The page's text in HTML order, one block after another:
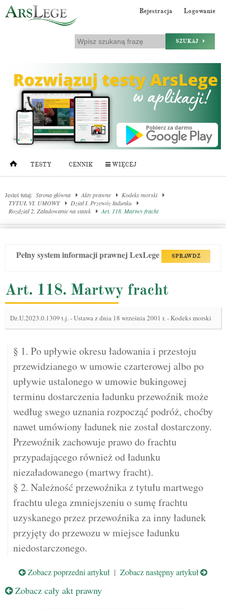
Rejestracja Logowanie
SZUKAJ
TESTY CENNIK WIĘCEJ
Jesteś tutaj: Strona główna Akty prawne
Kodeks morski
TYTUŁ VI. UMOWY
Dział I. Przewóz ładunku
Rozdział 2. Załadowanie na statek
Art. 118. Martwy fracht
Pełny system informacji prawnej LexLege SPRAWDŹ
Art. 118. Martwy fracht
Dz.U.2023.0.1309 t.j.-Ustawa z dnia 18 września 2001 r. - Kodeks morski
§ 1. Po upływie okresu ładowania i przestoju
przewidzianego w umowie czarterowej albo po
upływie ustalonego w umowie bukingowej
terminu dostarczenia ładunku przewoźnik może
według swego uznania rozpocząć podróż, choćby
nawet umówiony ładunek nie został dostarczony.
Przewoźnik zachowuje prawo do frachtu
przypadającego również od ładunku
niezaładowanego (martwy fracht).
§ 2. Należność przewoźnika z tytułu martwego
frachtu ulega zmniejszeniu o sumę frachtu
uzyskanego przez przewoźnika za inny ładunek
przyjęty do przewozu w miejsce ładunku
niedostarczonego.
Zobacz poprzedni artykuł | Zobacz następny artykuł
Zobacz cały akt prawny